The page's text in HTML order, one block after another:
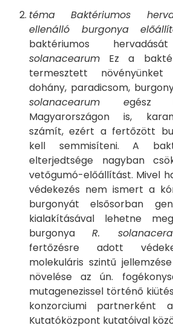
téma Baktériumos
ellenálló burgonya
baktériumos
solanacearum Ez a
termesztett
dohány, paradicsom,
solanacearum egész
Magyarországon is,
számít, ezért a fertőzött
kell semmisíteni. A
elterjedtsége nagyban
vetőgumó-előállítást. Mivel
védekezés nem ismert a
burgonyát elsősorban
kialakításával lehetne
burgonyaR.
fertőzésre adott
molekuláris szintű
növelése az ún.
mutagenezissel történő
konzorciumi partnerként
Kutatóközpont kutatóival